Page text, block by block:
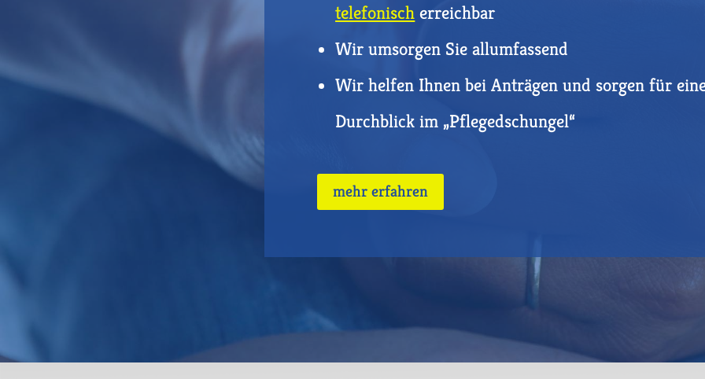
telefonisch erreichbar
Wir umsorgen Sie allumfassend
Wir helfen Ihnen bei Anträgen und sorgen für
Durchblick im „Pflegedschungel“
mehr erfahren